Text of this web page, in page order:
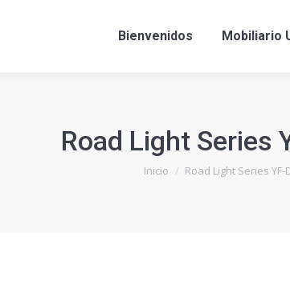
Bienvenidos Mobiliario
Road Light Series
Estás aquí:
Inicio Road Light Series YF-